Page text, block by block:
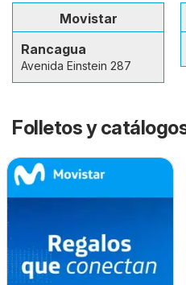
Movistar
Rancagua
Avenida Einstein 287
Folletos y